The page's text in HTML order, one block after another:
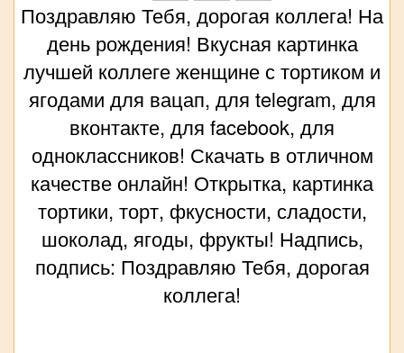
Поздравляю Тебя, дорогая коллега! На
день рождения! Вкусная картинка
лучшей коллеге женщине с тортиком и
ягодами для вацап, для telegram, для
вконтакте, для facebook, для
одноклассников! Скачать в отличном
качестве онлайн! Открытка, картинка
тортики, торт, фкусности, сладости,
шоколад, ягоды, фрукты! Надпись,
подпись: Поздравляю Тебя, дорогая
коллега!